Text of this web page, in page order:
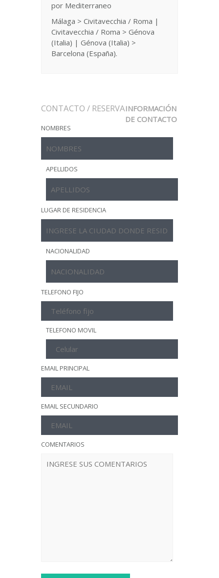
por Mediterraneo
Málaga > Civitavecchia / Roma |
Civitavecchia / Roma > Génova
(Italia) | Génova (Italia) >
Barcelona (España).
CONTACTO / RESERVAINFORMACIÓN
DE CONTACTO
NOMBRES
APELLIDOS
LUGAR DE RESIDENCIA
NACIONALIDAD
TELEFONO FIJO
TELEFONO MOVIL
EMAIL PRINCIPAL
EMAIL SECUNDARIO
COMENTARIOS